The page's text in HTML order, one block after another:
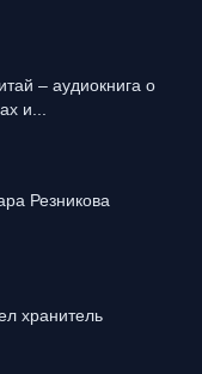
– аудиокнига о
и...
Резникова
хранитель